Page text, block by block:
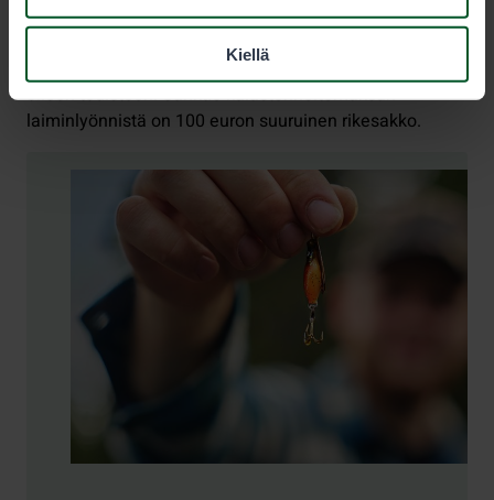
Kiellä
Jos kalastajalla ei ole tositetta mukanaan, hänet
määrätään käymään seitsemän päivän kuluessa
poliisiasemalla näyttämässä kalastushetkellä voimassa
olleen todisteen. Sanktio kalastonhoitomaksun
laiminlyönnistä on 100 euron suuruinen rikesakko.